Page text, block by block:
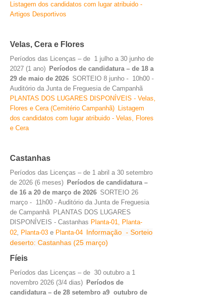
CONTACTOS
Listagem dos candidatos com lugar atribuido -
Artigos Desportivos
Velas, Cera e Flores
Períodos das Licenças – de 1 julho a 30 junho de
2027 (1 ano) Períodos de candidatura – de 18 a
29 de maio de 2026 SORTEIO 8 junho - 10h00 -
Auditório da Junta de Freguesia de Campanhã
PLANTAS DOS LUGARES DISPONÍVEIS - Velas,
Flores e Cera (Cemitério Campanhã) Listagem
dos candidatos com lugar atribuido - Velas, Flores
e Cera
Castanhas
Períodos das Licenças – de 1 abril a 30 setembro
de 2026 (6 meses) Períodos de candidatura –
de 16 a 20 de março de 2026 SORTEIO 26
março - 11h00 - Auditório da Junta de Freguesia
de Campanhã PLANTAS DOS LUGARES
DISPONÍVEIS - Castanhas Planta-01, Planta-
02, Planta-03 e Planta-04 Informação - Sorteio
deserto: Castanhas (25 março)
Fíeis
Períodos das Licenças – de 30 outubro a 1
novembro 2026 (3/4 dias) Períodos de
candidatura – de 28 setembro a9 outubro de